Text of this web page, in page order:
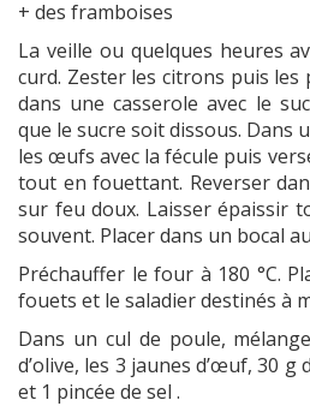
+ des framboises
La veille ou quelques heures
curd. Zester les citrons puis
dans une casserole avec le
que le sucre soit dissous. Dans
les œufs avec la fécule puis
tout en fouettant. Reverser
sur feu doux. Laisser épaissir
souvent. Placer dans un bocal
Préchauffer le four à 180 °C.
fouets et le saladier destinés à
Dans un cul de poule,
d’olive, les 3 jaunes d’œuf, 30 g
et 1 pincée de sel .